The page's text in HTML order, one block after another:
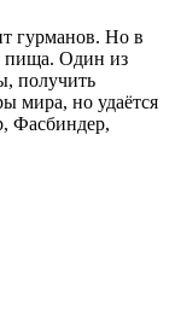
гурманов. Но в
пища. Один из
получить
мира, но удаётся
Фасбиндер,